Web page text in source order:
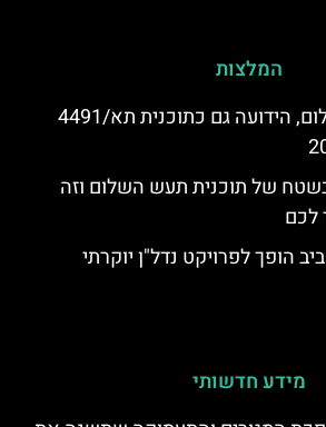
המלצות
תוכנית תע"ש השלום, הידועה גם כתוכנית תא/4491
בשטח של תוכנית תעש השלום וזה
לכם
הופך לפרויקט נדל"ן יוקרתי
מידע חדשותי